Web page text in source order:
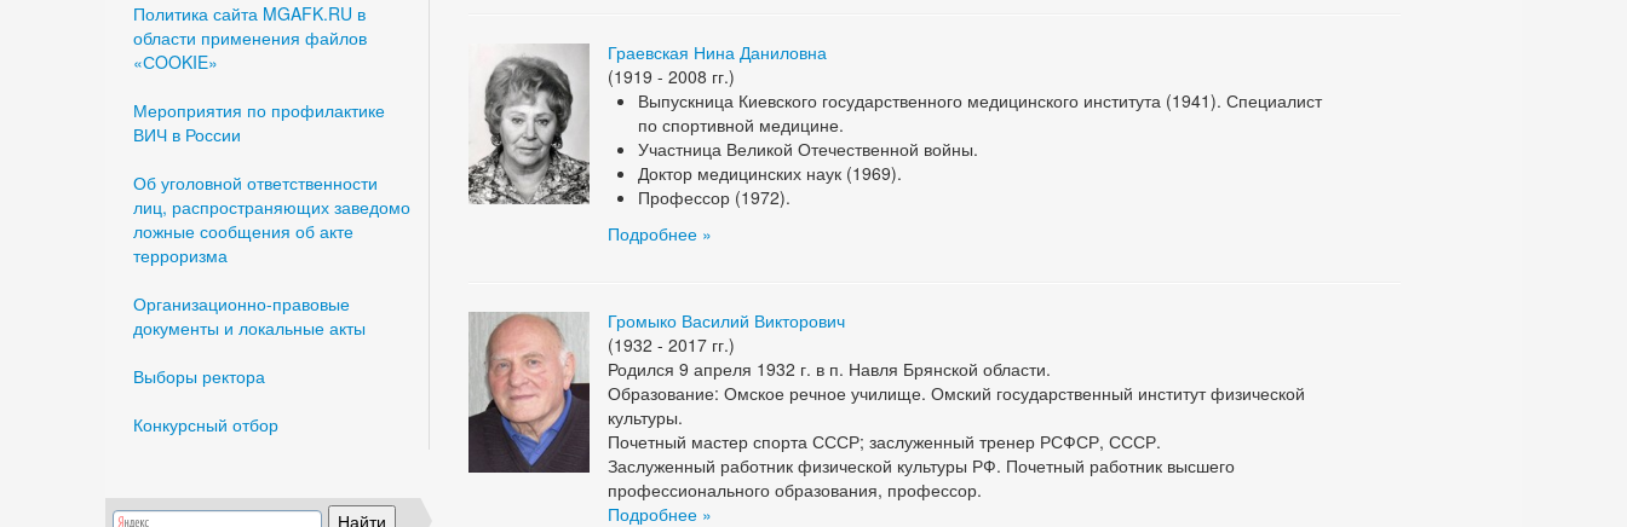
Политика сайта MGAFK.RU в
области применения файлов
«СOOKIE»
Мероприятия по профилактике
ВИЧ в России
Об уголовной ответственности
лиц, распространяющих заведомо
ложные сообщения об акте
терроризма
Организационно-правовые
документы и локальные акты
Выборы ректора
Конкурсный отбор
Граевская Нина Даниловна
(1919 - 2008 гг.)
Выпускница Киевского государственного медицинского института (1941). Специалист
по спортивной медицине.
Участница Великой Отечественной войны.
Доктор медицинских наук (1969).
Профессор (1972).
Подробнее »
Громыко Василий Викторович
(1932 - 2017 гг.)
Родился 9 апреля 1932 г. в п. Навля Брянской области.
Образование: Омское речное училище. Омский государственный институт физической
культуры.
Почетный мастер спорта СССР; заслуженный тренер РСФСР, СССР.
Заслуженный работник физической культуры РФ. Почетный работник высшего
профессионального образования, профессор.
Подробнее »